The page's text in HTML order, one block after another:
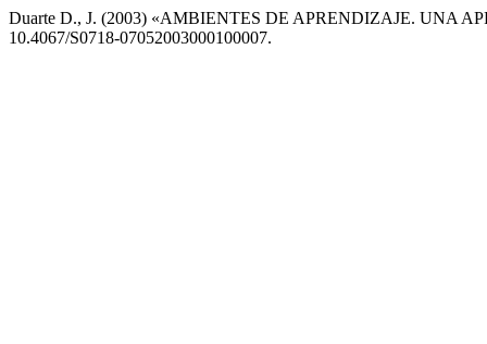
Duarte D., J. (2003) «AMBIENTES DE APRENDIZAJE. UNA
10.4067/S0718-07052003000100007.